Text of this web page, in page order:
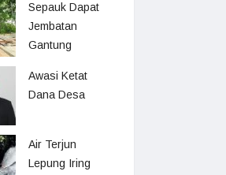
Sepauk Dapat
Jembatan
Gantung
Awasi Ketat
Dana Desa
Air Terjun
Lepung Iring